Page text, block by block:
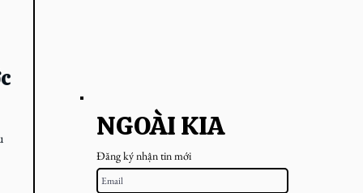
NGOÀI KIA
Đăng ký nhận tin mới